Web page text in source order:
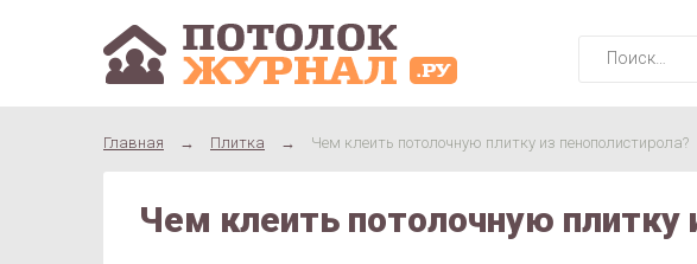
Найти:
Главная → Плитка → Чем клеить потолочную плитку из пенополистирола?
Чем клеить потолочную плитку